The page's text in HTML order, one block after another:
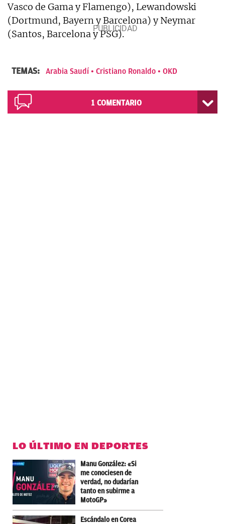
Vasco de Gama y Flamengo), Lewandowski
(Dortmund, Bayern y Barcelona) y Neymar
(Santos, Barcelona y PSG).
TEMAS: Arabia Saudí Cristiano Ronaldo OKD
1 COMENTARIO
LO ÚLTIMO EN DEPORTES
Manu González: «Si
me conociesen de
verdad, no dudarían
tanto en subirme a
MotoGP»
Escándalo en Corea